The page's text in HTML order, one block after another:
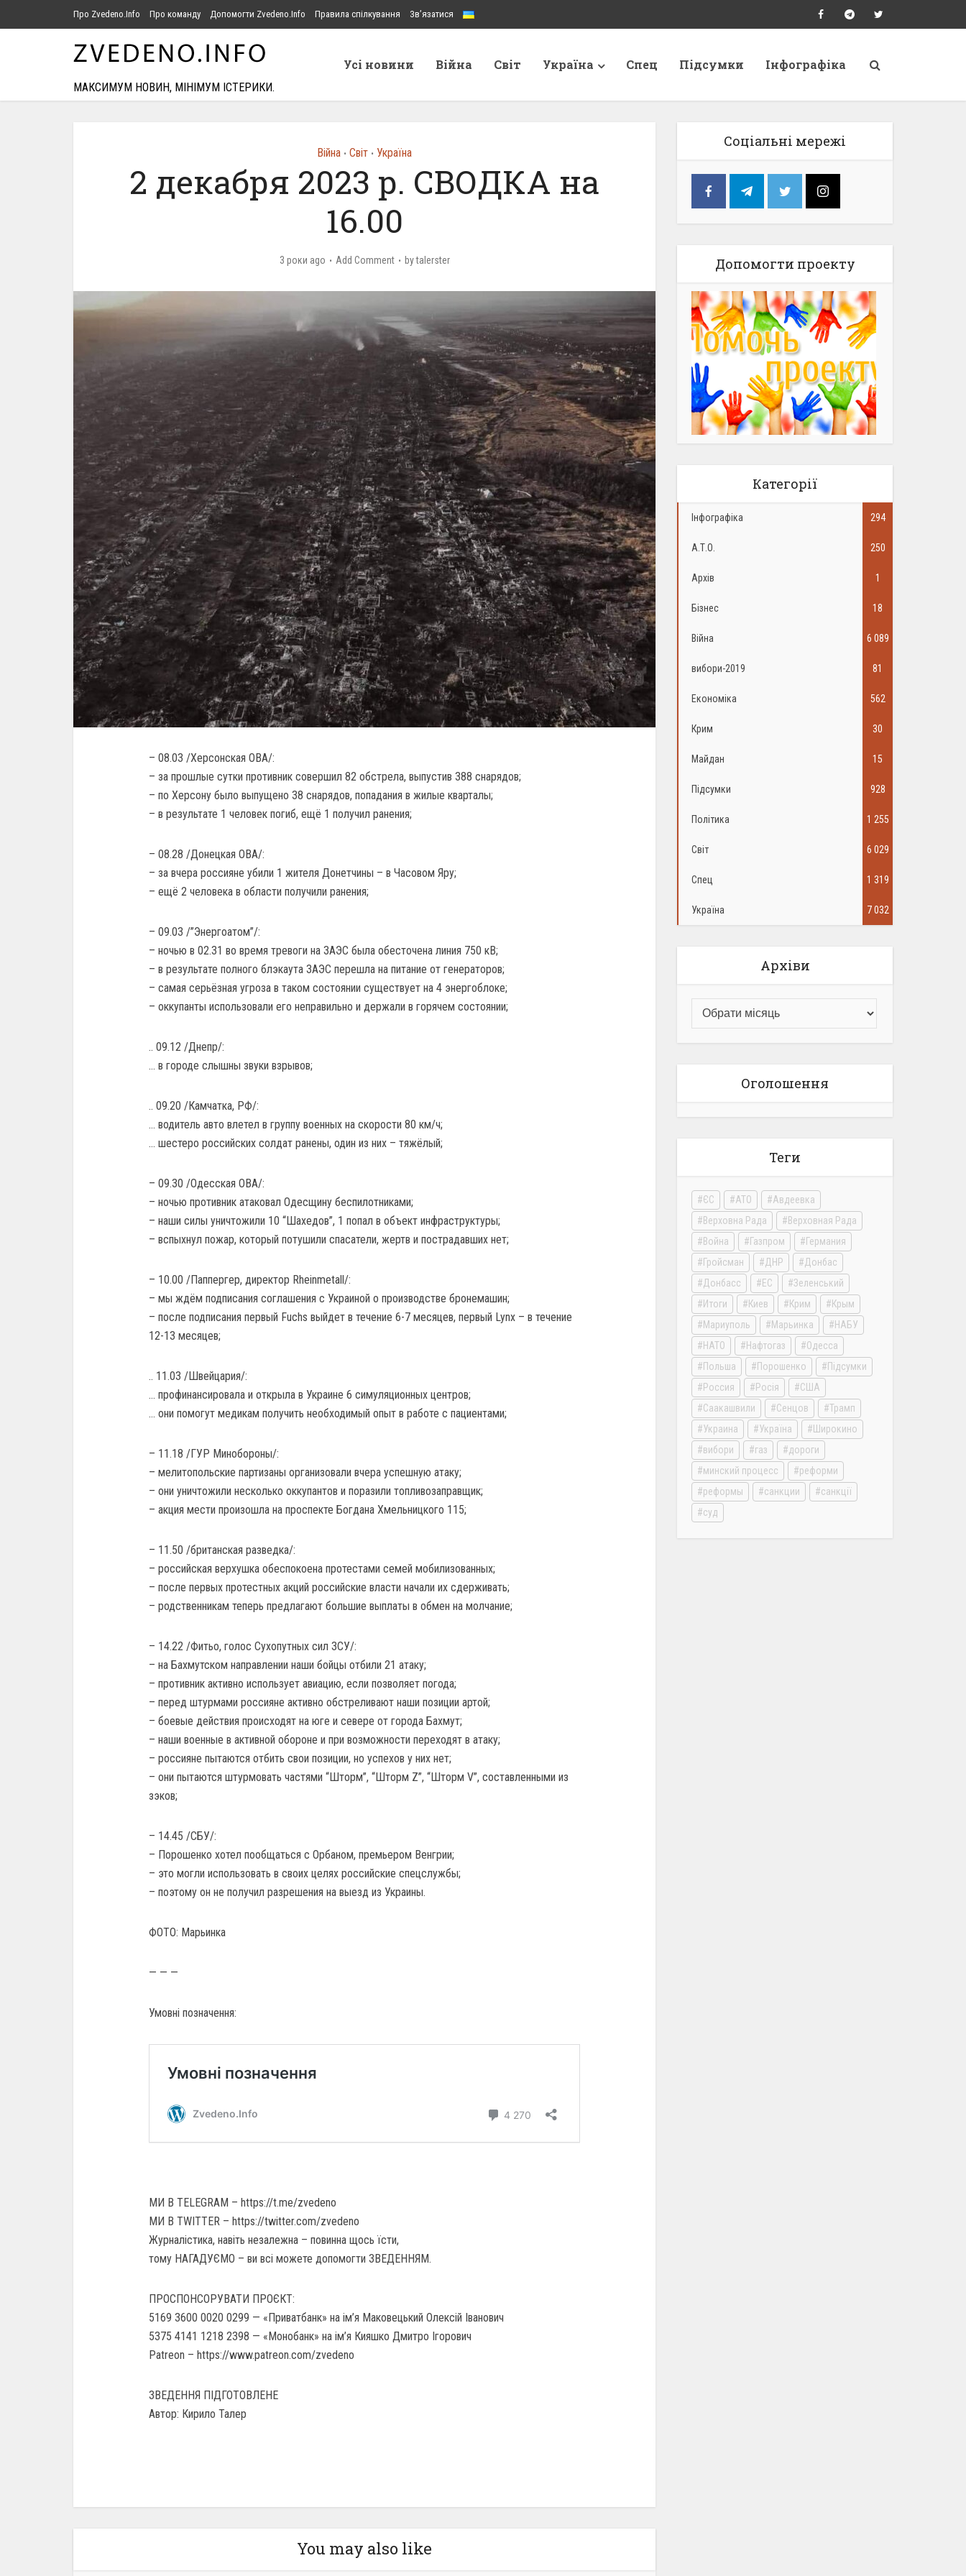
Про Zvedeno.Info Про команду Допомогти Zvedeno.Info Правила спілкування Зв’язатися
МАКСИМУМ НОВИН, МІНІМУМ ІСТЕРИКИ.
Усі новини Війна Світ Україна Спец Підсумки Інфографіка
Війна • Світ • Україна
2 декабря 2023 р. СВОДКА на
16.00
3 роки ago Add Comment bytalerster
– 08.03 /Херсонская ОВА/:
– за прошлые сутки противник совершил 82 обстрела, выпустив 388 снарядов;
– по Херсону было выпущено 38 снарядов, попадания в жилые кварталы;
– в результате 1 человек погиб, ещё 1 получил ранения;
– 08.28 /Донецкая ОВА/:
– за вчера россияне убили 1 жителя Донетчины – в Часовом Яру;
– ещё 2 человека в области получили ранения;
– 09.03 /”Энергоатом”/:
– ночью в 02.31 во время тревоги на ЗАЭС была обесточена линия 750 кВ;
– в результате полного блэкаута ЗАЭС перешла на питание от генераторов;
– самая серьёзная угроза в таком состоянии существует на 4 энергоблоке;
– оккупанты использовали его неправильно и держали в горячем состоянии;
.. 09.12 /Днепр/:
… в городе слышны звуки взрывов;
.. 09.20 /Камчатка, РФ/:
… водитель авто влетел в группу военных на скорости 80 км/ч;
… шестеро российских солдат ранены, один из них – тяжёлый;
– 09.30 /Одесская ОВА/:
– ночью противник атаковал Одесщину беспилотниками;
– наши силы уничтожили 10 “Шахедов”, 1 попал в объект инфраструктуры;
– вспыхнул пожар, который потушили спасатели, жертв и пострадавших нет;
– 10.00 /Паппергер, директор Rheinmetall/:
– мы ждём подписания соглашения с Украиной о производстве бронемашин;
– после подписания первый Fuchs выйдет в течение 6-7 месяцев, первый Lynx – в течение
12-13 месяцев;
.. 11.03 /Швейцария/:
… профинансировала и открыла в Украине 6 симуляционных центров;
… они помогут медикам получить необходимый опыт в работе с пациентами;
– 11.18 /ГУР Минобороны/:
– мелитопольские партизаны организовали вчера успешную атаку;
– они уничтожили несколько оккупантов и поразили топливозаправщик;
– акция мести произошла на проспекте Богдана Хмельницкого 115;
– 11.50 /британская разведка/:
– российская верхушка обеспокоена протестами семей мобилизованных;
– после первых протестных акций российские власти начали их сдерживать;
– родственникам теперь предлагают большие выплаты в обмен на молчание;
– 14.22 /Фитьо, голос Сухопутных сил ЗСУ/:
– на Бахмутском направлении наши бойцы отбили 21 атаку;
– противник активно использует авиацию, если позволяет погода;
– перед штурмами россияне активно обстреливают наши позиции артой;
– боевые действия происходят на юге и севере от города Бахмут;
– наши военные в активной обороне и при возможности переходят в атаку;
– россияне пытаются отбить свои позиции, но успехов у них нет;
– они пытаются штурмовать частями “Шторм”, “Шторм Z”, “Шторм V”, составленными из
зэков;
– 14.45 /СБУ/:
– Порошенко хотел пообщаться с Орбаном, премьером Венгрии;
– это могли использовать в своих целях российские спецслужбы;
– поэтому он не получил разрешения на выезд из Украины.
ФОТО: Марьинка
— — —
Умовні позначення:
МИ В TELEGRAM – https://t.me/zvedeno
МИ В TWITTER – https://twitter.com/zvedeno
Журналістика, навіть незалежна – повинна щось їсти,
тому НАГАДУЄМО – ви всі можете допомогти ЗВЕДЕННЯМ.
ПРОСПОНСОРУВАТИ ПРОЄКТ:
5169 3600 0020 0299 — «Приватбанк» на ім’я Маковецький Олексій Іванович
5375 4141 1218 2398 — «Монобанк» на ім’я Кияшко Дмитро Ігорович
Patreon – https://www.patreon.com/zvedeno
ЗВЕДЕННЯ ПІДГОТОВЛЕНЕ
Автор: Кирило Талер
You may also like
Соціальні мережі
Допомогти проекту
Категорії
Інфографіка 294
А.Т.О. 250
Архів 1
Бізнес 18
Війна 6 089
вибори-2019 81
Економіка 562
Крим 30
Майдан 15
Підсумки 928
Політика 1 255
Світ 6 029
Спец 1 319
Україна 7 032
Архіви
Оголошення
Теги
ЄС АТО
Авдеевка
Верховна Рада
Верховная Рада
Война
Газпром
Германия
Гройсман
ДНР
Донбас
Донбасс
ЕС
Зеленський
Итоги
Киев Крим
Крым
Мариуполь
Марьинка
НАБУ
НАТО
Нафтогаз
Одесса
Польша
Порошенко
Підсумки
Россия
Росія
США
Саакашвили
Сенцов
Трамп
Украина
Україна
Широкино
вибори
газ
дороги
минский процесс
реформи
реформы
санкции
санкції
суд